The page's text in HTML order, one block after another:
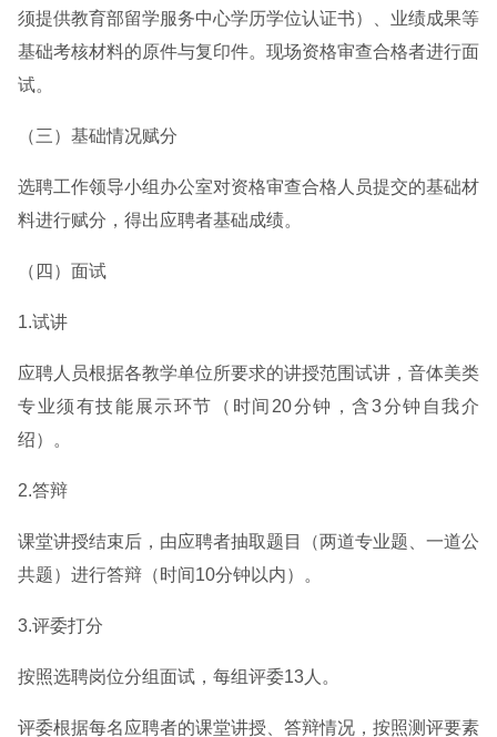
须提供教育部留学服务中心学历学位认证书）、业绩成果等
基础考核材料的原件与复印件。现场资格审查合格者进行面
试。
（三）基础情况赋分
选聘工作领导小组办公室对资格审查合格人员提交的基础材
料进行赋分，得出应聘者基础成绩。
（四）面试
1.试讲
应聘人员根据各教学单位所要求的讲授范围试讲，音体美类
专业须有技能展示环节（时间20分钟，含3分钟自我介
绍）。
2.答辩
课堂讲授结束后，由应聘者抽取题目（两道专业题、一道公
共题）进行答辩（时间10分钟以内）。
3.评委打分
按照选聘岗位分组面试，每组评委13人。
评委根据每名应聘者的课堂讲授、答辩情况，按照测评要素